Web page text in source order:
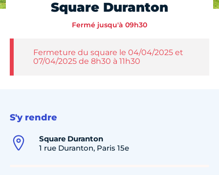
Square Duranton
Fermé jusqu'à 09h30
Fermeture du square le 04/04/2025 et
07/04/2025 de 8h30 à 11h30
S'y rendre
Square Duranton
1 rue Duranton, Paris 15e